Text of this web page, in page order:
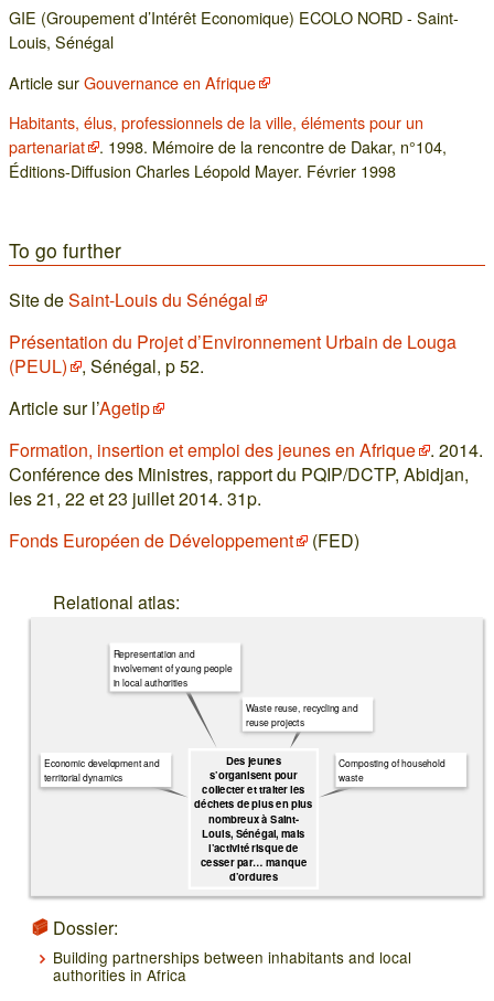
GIE (Groupement d’Intérêt Economique) ECOLO NORD - Saint-
Louis, Sénégal
Article surGouvernance en Afrique
Habitants, élus, professionnels de la ville, éléments pour un
partenariat
. 1998. Mémoire de la rencontre de Dakar, n°104,
Éditions-Diffusion Charles Léopold Mayer. Février 1998
To go further
Site deSaint-Louis du Sénégal
Présentation du Projet d’Environnement Urbain de Louga
(PEUL)
, Sénégal, p 52.
Article sur l’Agetip
Formation, insertion et emploi des jeunes en Afrique
. 2014.
Conférence des Ministres, rapport du PQIP/DCTP, Abidjan,
les 21, 22 et 23 juillet 2014. 31p.
Fonds Européen de Développement
(FED)
Relational atlas:
Des jeunes
s’organisent pour
collecter et traiter les
déchets de plus en plus
nombreux à Saint-
Louis, Sénégal, mais
l’activité risque de
cesser par… manque
d’ordures
Composting of household
waste
Waste reuse, recycling and
reuse projects
Representation and
involvement of young people
in local authorities
Economic development and
territorial dynamics
Dossier:
Building partnerships between inhabitants and local
authorities in Africa